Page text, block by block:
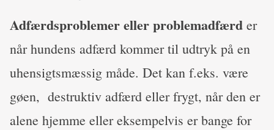
Adfærdsproblemer eller problemadfærd er
når hundens adfærd kommer til udtryk på en
uhensigtsmæssig måde. Det kan f.eks. være
gøen, destruktiv adfærd eller frygt, når den er
alene hjemme eller eksempelvis er bange for